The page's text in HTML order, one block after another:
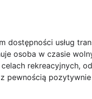
dostępności usług
osoba w czasie
rekreacyjnych,
pewnością